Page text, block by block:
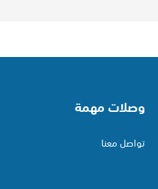
وصلات مهمة
تواصل معنا